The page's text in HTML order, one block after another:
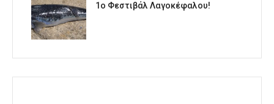
1o Φεστιβάλ Λαγοκέφαλου!